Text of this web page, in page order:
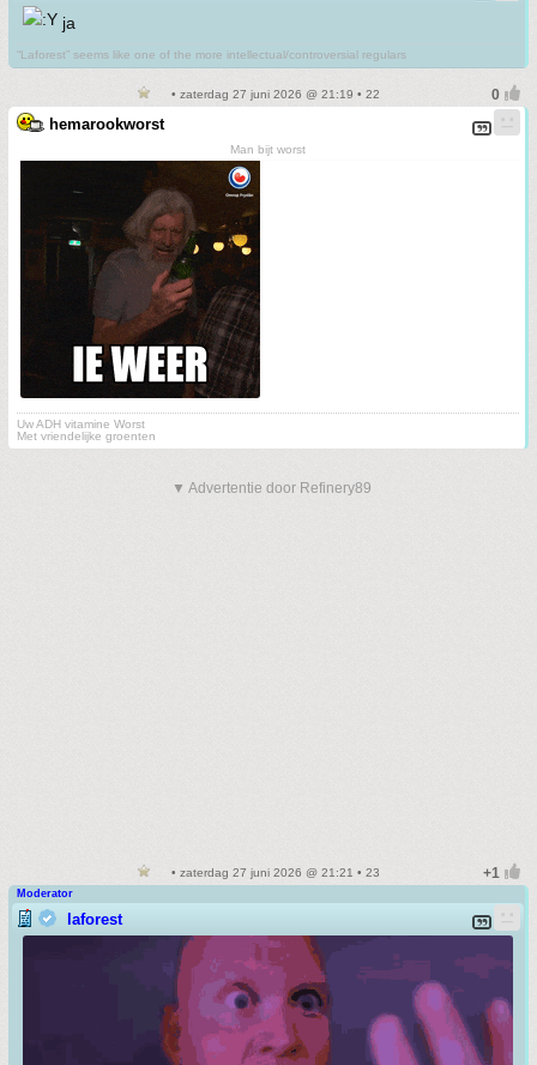
ja
“Laforest” seems like one of the more intellectual/controversial regulars
• zaterdag 27 juni 2026 @ 21:19 • 22
hemarookworst
Man bijt worst
Uw ADH vitamine Worst
Met vriendelijke groenten
▼ Advertentie door Refinery89
• zaterdag 27 juni 2026 @ 21:21 • 23
Moderator
laforest